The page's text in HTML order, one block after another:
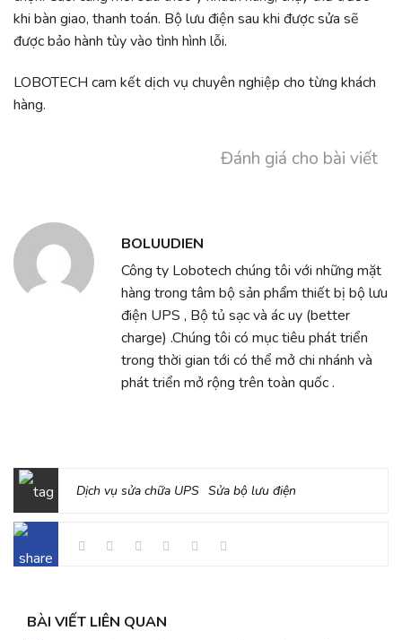
khi bàn giao, thanh toán. Bộ lưu điện sau khi được sửa sẽ
được bảo hành tùy vào tình hình lỗi.
LOBOTECH cam kết dịch vụ chuyên nghiệp cho từng khách
hàng.
Đánh giá cho bài viết
BOLUUDIEN
Công ty Lobotech chúng tôi với những mặt
hàng trong tâm bộ sản phẩm thiết bị bộ lưu
điện UPS , Bộ tủ sạc và ác uy (better
charge) .Chúng tôi có mục tiêu phát triển
trong thời gian tới có thể mở chi nhánh và
phát triển mở rộng trên toàn quốc .
Dịch vụ sửa chữa UPS Sửa bộ lưu điện
BÀI VIẾT LIÊN QUAN